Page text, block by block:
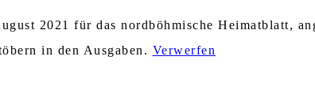
2021 für das nordböhmische Heimatblatt,
in den Ausgaben. Verwerfen